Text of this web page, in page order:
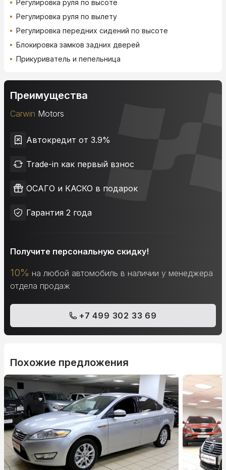
Регулировка руля по высоте
Регулировка руля по вылету
Регулировка передних сидений по высоте
Блокировка замков задних дверей
Прикуриватель и пепельница
Преимущества
Carwin Motors
Автокредит от 3.9%
Trade-in как первый взнос
ОСАГО и КАСКО в подарок
Гарантия 2 года
Получите персональную скидку!
10% на любой автомобиль в наличии у менеджера
отдела продаж
+7 499 302 33 69
Похожие предложения